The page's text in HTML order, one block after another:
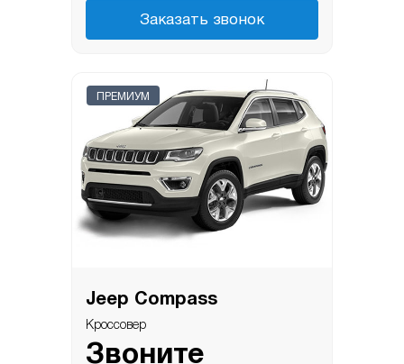
Заказать звонок
ПРЕМИУМ
Jeep Compass
Кроссовер
Звоните